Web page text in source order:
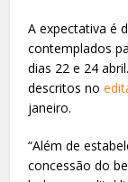
A expectativa é
contemplados
dias 22 e 24
descritos no
janeiro.
“Além de
concessão do